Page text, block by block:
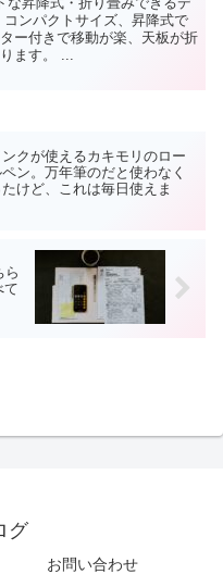
ンパクトサイズ、昇降式で
ー付きで移動が楽、天板が折
ます。 ...
クが使えるカキモリのロー
ン。万年筆のだと使わなく
けど、これは毎日使えま
ら
て
グ
お問い合わせ